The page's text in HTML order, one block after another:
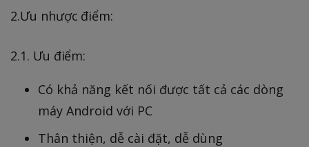
2.Ưu nhược điểm:
2.1. Ưu điểm:
Có khả năng kết nối được tất cả các dòng
máy Android với PC
Thân thiện, dễ cài đặt, dễ dùng